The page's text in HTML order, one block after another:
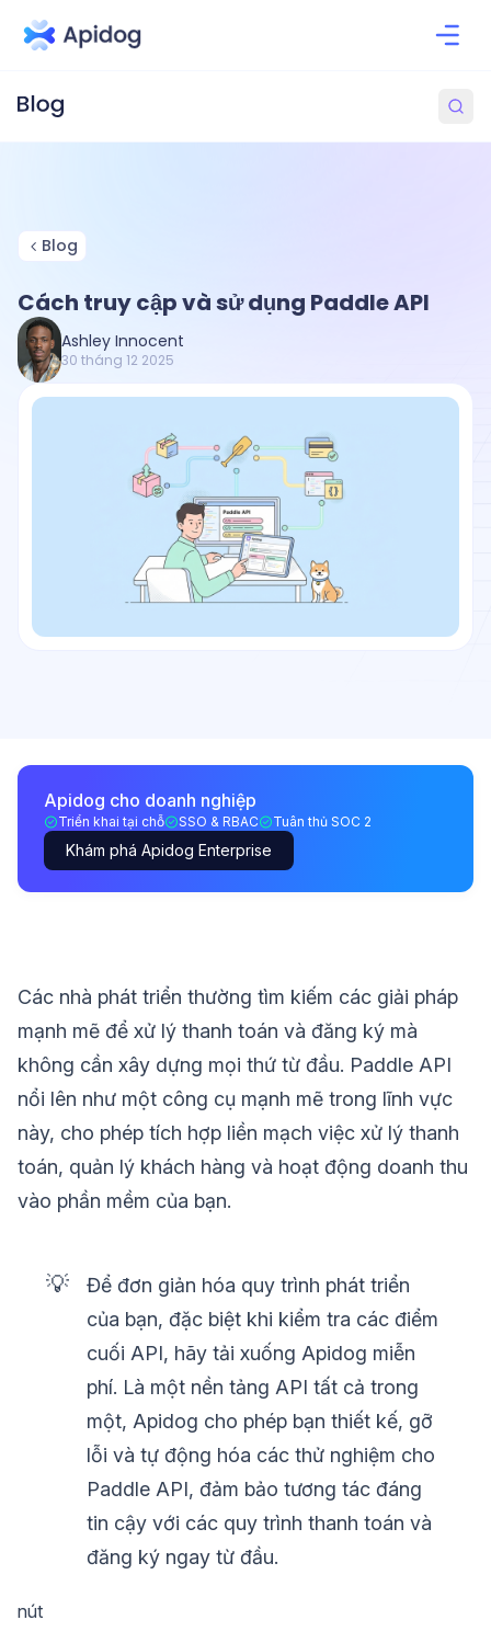
Blog
Cách truy cập và sử dụng Paddle API
Ashley Innocent
30 tháng 12 2025
Apidog cho doanh nghiệp
Triển khai tại chỗ SSO & RBAC Tuân thủ SOC 2
Khám phá Apidog Enterprise
Các nhà phát triển thường tìm kiếm các giải pháp
mạnh mẽ để xử lý thanh toán và đăng ký mà
không cần xây dựng mọi thứ từ đầu. Paddle API
nổi lên như một công cụ mạnh mẽ trong lĩnh vực
này, cho phép tích hợp liền mạch việc xử lý thanh
toán, quản lý khách hàng và hoạt động doanh thu
vào phần mềm của bạn.
💡
Để đơn giản hóa quy trình phát triển
của bạn, đặc biệt khi kiểm tra các điểm
cuối API, hãy tải xuống Apidog miễn
phí. Là một nền tảng API tất cả trong
một, Apidog cho phép bạn thiết kế, gỡ
lỗi và tự động hóa các thử nghiệm cho
Paddle API, đảm bảo tương tác đáng
tin cậy với các quy trình thanh toán và
đăng ký ngay từ đầu.
nút